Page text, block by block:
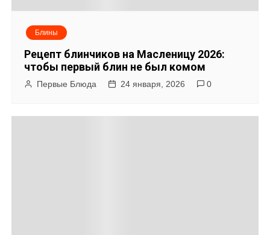
Блины
Рецепт блинчиков на Масленицу 2026:
чтобы первый блин не был комом
Первые Блюда 24 января, 2026 0